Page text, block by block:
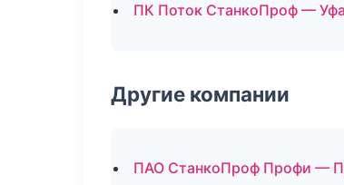
ПК Поток СтанкоПроф — Уфа
Другие компании
ПАО СтанкоПроф Профи —